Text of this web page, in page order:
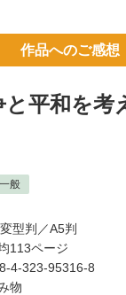
作品へのご感想
と平和を
一般
型判／A5判
113ページ
4-323-95316-8
物